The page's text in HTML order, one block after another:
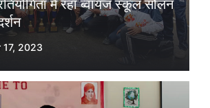
में रहा ब्वॉयज स्कूल सोलन
17, 2023